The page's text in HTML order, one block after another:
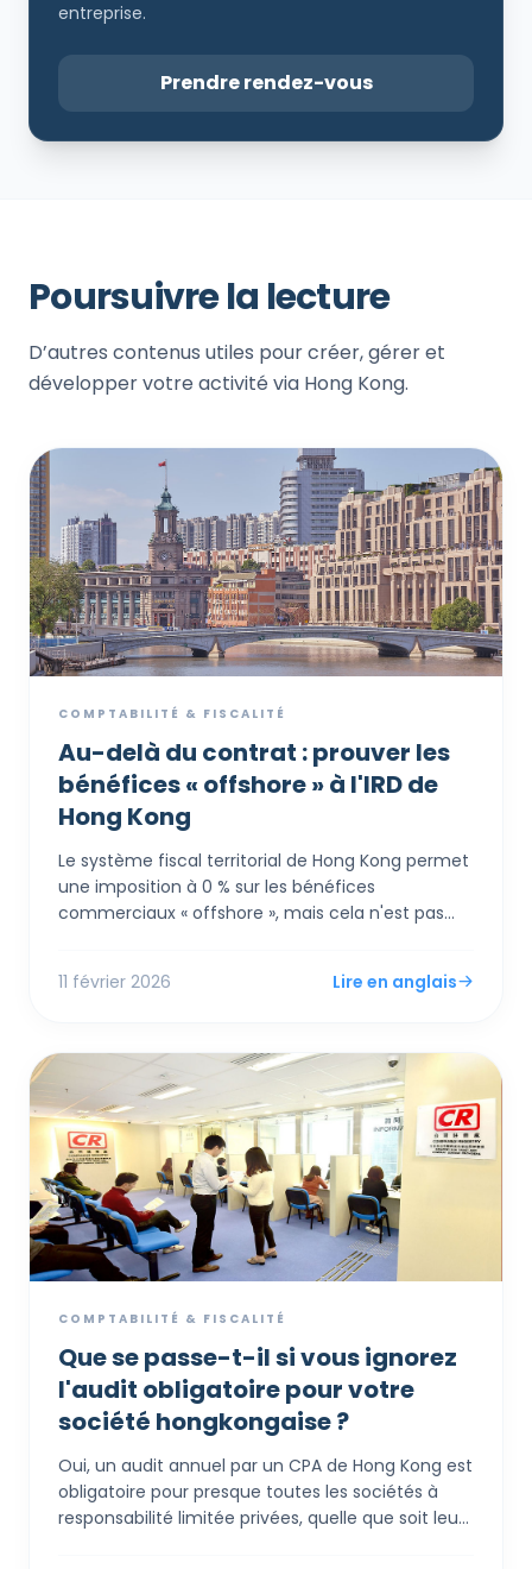
entreprise.
Prendre rendez-vous
Poursuivre la lecture
D’autres contenus utiles pour créer, gérer et
développer votre activité via Hong Kong.
COMPTABILITÉ & FISCALITÉ
Au-delà du contrat : prouver les
bénéfices « offshore » à l'IRD de
Hong Kong
Le système fiscal territorial de Hong Kong permet
une imposition à 0 % sur les bénéfices
commerciaux « offshore », mais cela n'est pas
examinant non seulement où les contrats sont
présente la documentation essentielle sur 7 ans
requise pour justifier une demande offshore,
couvrant tout des « Procès-verbaux de réunions »
à la conformité en matière de prix de transfert.
11 février 2026 Lire en anglais
COMPTABILITÉ & FISCALITÉ
Que se passe-t-il si vous ignorez
l'audit obligatoire pour votre
société hongkongaise ?
Oui, un audit annuel par un CPA de Hong Kong est
obligatoire pour presque toutes les sociétés à
responsabilité limitée privées, quelle que soit leur